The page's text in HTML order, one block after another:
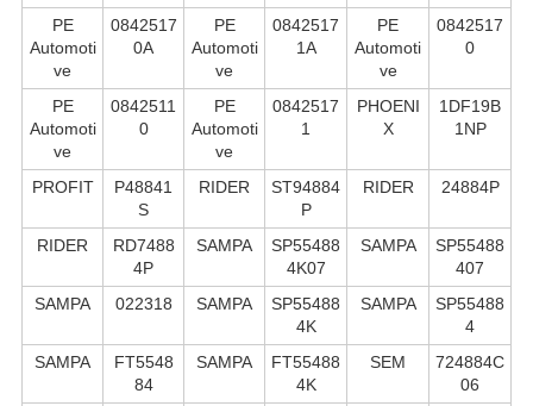
PE
Automoti
ve
0842517
0A
PE
Automoti
ve
0842517
1A
PE
Automoti
ve
0842517
0
PE
Automoti
ve
0842511
0
PE
Automoti
ve
0842517
1
PHOENI
X
1DF19B
1NP
PROFIT
P48841
S
RIDER
ST94884
P
RIDER 24884P
RIDER
RD7488
4P
SAMPA
SP55488
4K07
SAMPA
SP55488
407
SAMPA
022318 SAMPA
SP55488
4K
SAMPA
SP55488
4
SAMPA
FT5548
84
SAMPA
FT55488
4K
SEM
724884C
06